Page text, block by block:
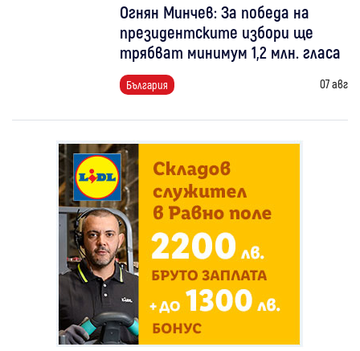
Огнян Минчев: За победа на
президентските избори ще
трябват минимум 1,2 млн. гласа
България 07 авг